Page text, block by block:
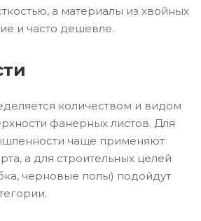
а материалы из хвойных
и часто дешевле.
количеством и видом
фанерных листов. Для
чаще применяют
а для строительных целей
черновые полы) подойдут